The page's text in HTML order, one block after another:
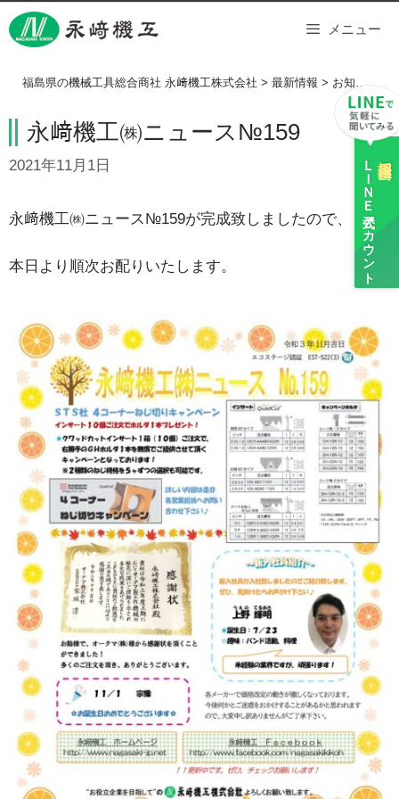
Skip
to
ＬＩＮＥ
公式アカウント
メニュー
福島県の機械工具総合商社 永﨑機工株式会社 > 最新情報 > お知らせ >
永﨑機工㈱ニュース№159
2021年11月1日
永﨑機工㈱ニュース№159が完成致しましたので、
本日より順次お配りいたします。